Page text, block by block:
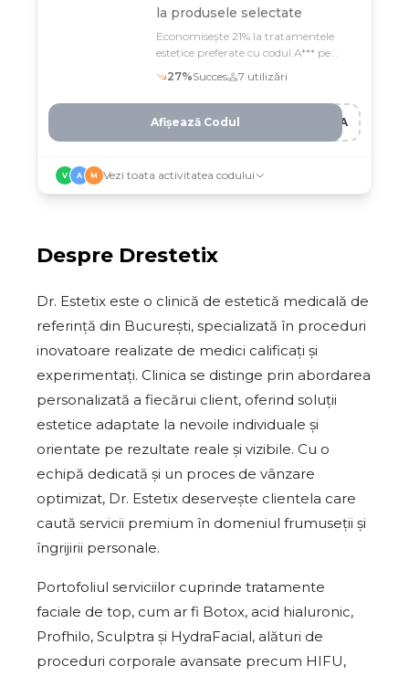
la produsele selectate
Economisește 21% la tratamentele
estetice preferate cu codul A*** pe
Drestetix
27%Succes 7 utilizări
MPA
Afișează Codul
V A M Vezi toata activitatea codului
Despre Drestetix
Dr. Estetix este o clinică de estetică medicală de
referință din București, specializată în proceduri
inovatoare realizate de medici calificați și
experimentați. Clinica se distinge prin abordarea
personalizată a fiecărui client, oferind soluții
estetice adaptate la nevoile individuale și
orientate pe rezultate reale și vizibile. Cu o
echipă dedicată și un proces de vânzare
optimizat, Dr. Estetix deservește clientela care
caută servicii premium în domeniul frumuseții și
îngrijirii personale.
Portofoliul serviciilor cuprinde tratamente
faciale de top, cum ar fi Botox, acid hialuronic,
Profhilo, Sculptra și HydraFacial, alături de
proceduri corporale avansate precum HIFU,